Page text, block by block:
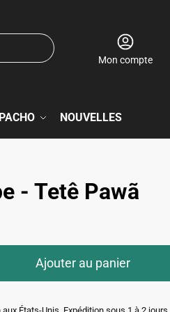
Mon compte
NOUVELLES
- Tetê Pawã
Ajouter au panier